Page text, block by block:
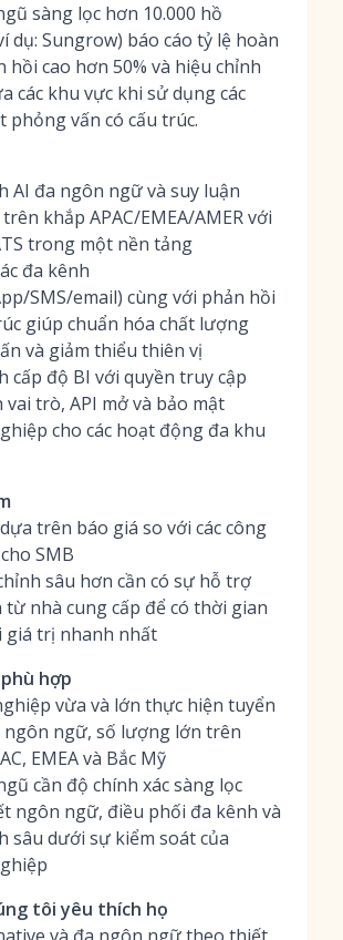
sàng lọc hơn 10.000 hồ
dụ: Sungrow) báo cáo tỷ lệ hoàn
hồi cao hơn 50% và hiệu chỉnh
các khu vực khi sử dụng các
phỏng vấn có cấu trúc.
AI đa ngôn ngữ và suy luận
khắp APAC/EMEA/AMER với
trong một nền tảng
đa kênh
SMS/email) cùng với phản hồi
giúp chuẩn hóa chất lượng
và giảm thiểu thiên vị
cấp độ BI với quyền truy cập
trò, API mở và bảo mật
cho các hoạt động đa khu
trên báo giá so với các công
SMB
sâu hơn cần có sự hỗ trợ
từ nhà cung cấp để có thời gian
giá trị nhanh nhất
hợp
vừa và lớn thực hiện tuyển
ngôn ngữ, số lượng lớn trên
EMEA và Bắc Mỹ
cần độ chính xác sàng lọc
ngôn ngữ, điều phối đa kênh và
sâu dưới sự kiểm soát của
tôi yêu thích họ